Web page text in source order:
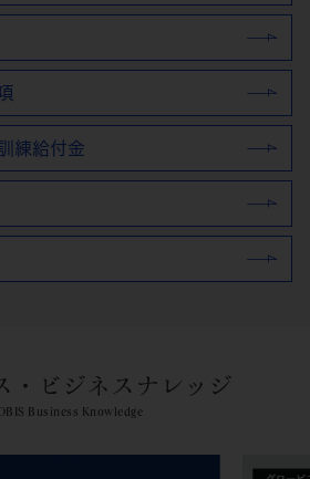
練給付金
・ビジネスナレッジ
Business Knowledge